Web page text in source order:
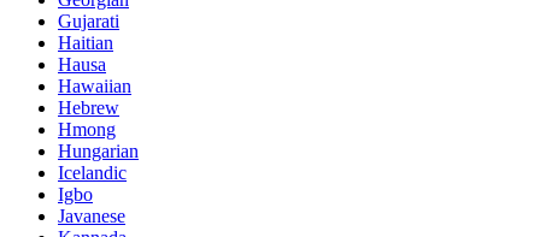
Gujarati
Haitian
Hausa
Hawaiian
Hebrew
Hmong
Hungarian
Icelandic
Igbo
Javanese